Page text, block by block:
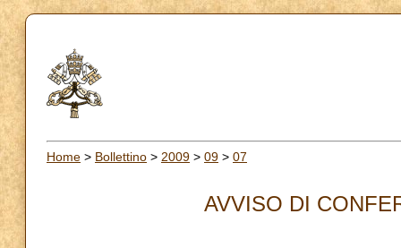
Home > Bollettino > 2009 > 09 > 07
AVVISO DI